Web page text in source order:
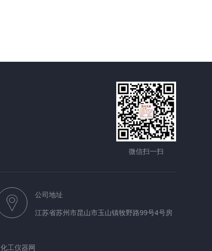
微信扫一扫
公司地址
江苏省苏州市昆山市玉山镇牧野路99号4号房
化工仪器网